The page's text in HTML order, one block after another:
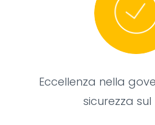
Eccellenza nella
sicurezza